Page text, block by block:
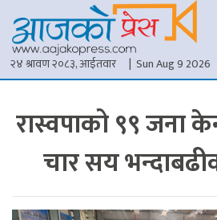
२४ श्रावण २०८३, आईतवार | Sun Aug 9 2026
रास्वपाको ९९ जना
चार सय